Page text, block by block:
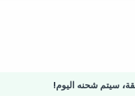
، سيتم شحنه اليوم!
المشتريات